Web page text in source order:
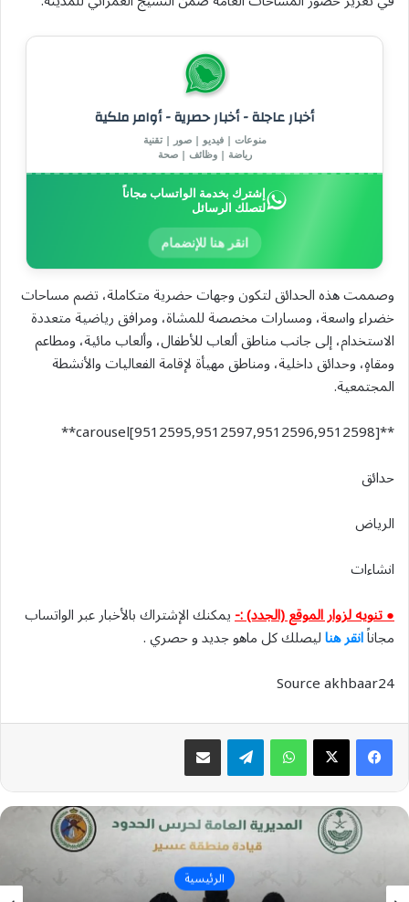
أخبار عاجلة - أخبار حصرية - أوامر ملكية
منوعات | فيديو | صور | تقنية
رياضة | وظائف | صحة
إشترك بخدمة الواتساب مجاناً
لتصلك الرسائل
انقر هنا للإنضمام
وصممت هذه الحدائق لتكون وجهات حضرية متكاملة، تضم مساحات
خضراء واسعة، ومسارات مخصصة للمشاة، ومرافق رياضية متعددة
الاستخدام، إلى جانب مناطق ألعاب للأطفال، وألعاب مائية، ومطاعم
ومقاهٍ، وحدائق داخلية، ومناطق مهيأة لإقامة الفعاليات والأنشطة
المجتمعية.
**carousel[9512595,9512597,9512596,9512598]**
حدائق
الرياض
انشاءات
● تنويه لزوار الموقع (الجدد) :-يمكنك الإشتراك بالأخبار عبر الواتساب
مجاناًانقر هناليصلك كل ماهو جديد و حصري .
Source akhbaar24
واتسابتيلقرام مشاركة عبر البريد
الرئيسية